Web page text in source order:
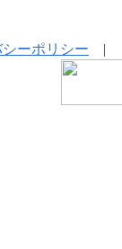
ーポリシー